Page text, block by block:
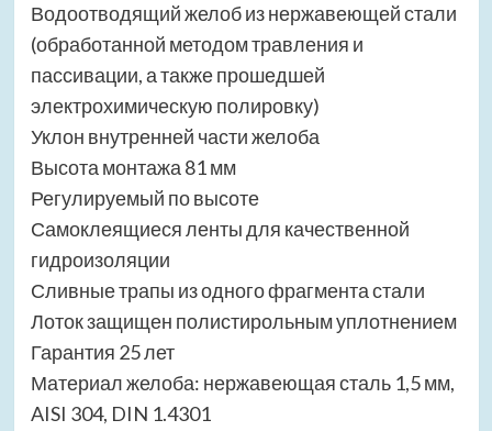
Водоотводящий желоб из нержавеющей стали
(обработанной методом травления и
пассивации, а также прошедшей
электрохимическую полировку)
Уклон внутренней части желоба
Высота монтажа 81 мм
Регулируемый по высоте
Самоклеящиеся ленты для качественной
гидроизоляции
Сливные трапы из одного фрагмента стали
Лоток защищен полистирольным уплотнением
Гарантия 25 лет
Материал желоба: нержавеющая сталь 1,5 мм,
AISI 304, DIN 1.4301